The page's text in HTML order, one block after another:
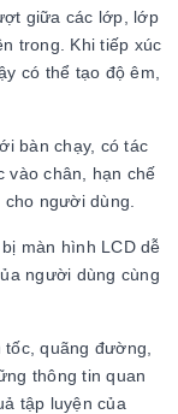
giữa các lớp, lớp
trong. Khi tiếp xúc
có thể tạo độ êm,
bàn chạy, có tác
vào chân, hạn chế
người dùng.
màn hình LCD dễ
người dùng cùng
quãng đường,
thông tin quan
tập luyện của